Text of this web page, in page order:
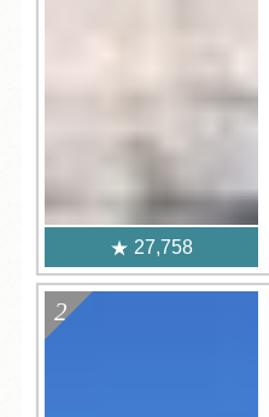
27,758